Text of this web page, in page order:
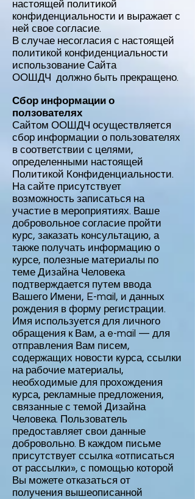
настоящей политикой
конфиденциальности и выражает с
ней свое согласие.
В случае несогласия с настоящей
политикой конфиденциальности
использование Сайта
ООШДЧ должно быть прекращено.
Сбор информации о
ползователях
Сайтом ООШДЧ осуществляется
сбор информации о пользователях
в соответствии с целями,
определенными настоящей
Политикой Конфиденциальности.
На сайте присутствует
возможность записаться на
участие в мероприятиях. Ваше
добровольное согласие пройти
курс, заказать консультацию, а
также получать информацию о
курсе, полезные материалы по
теме Дизайна Человека
подтверждается путем ввода
Вашего Имени, E-mail, и данных
рождения в форму регистрации.
Имя используется для личного
обращения к Вам, а e-mail — для
отправления Вам писем,
содержащих новости курса, ссылки
на рабочие материалы,
необходимые для прохождения
курса, рекламные предложения,
связанные с темой Дизайна
Человека. Пользователь
предоставляет свои данные
добровольно. В каждом письме
присутствует ссылка «отписаться
от рассылки», с помощью которой
Вы можете отказаться от
получения вышеописанной